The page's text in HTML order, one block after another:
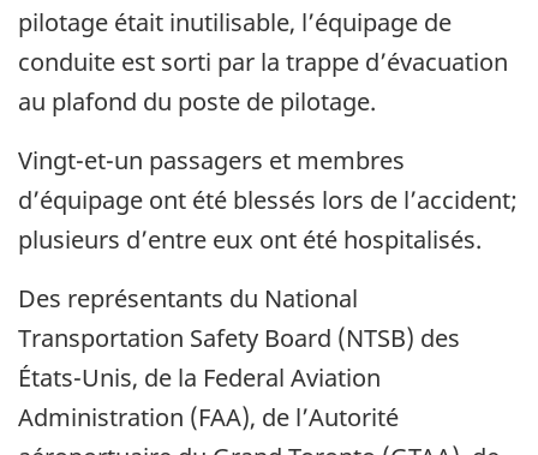
pilotage était inutilisable, l’équipage de
conduite est sorti par la trappe d’évacuation
au plafond du poste de pilotage.
Vingt-et-un passagers et membres
d’équipage ont été blessés lors de l’accident;
plusieurs d’entre eux ont été hospitalisés.
Des représentants du National
Transportation Safety Board (NTSB) des
États-Unis, de la Federal Aviation
Administration (FAA), de l’Autorité